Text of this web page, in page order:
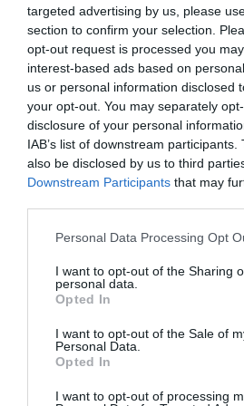
targeted advertising by us, please
section to confirm your selection.
opt-out request is processed you
interest-based ads based on
us or personal information disclosed
your opt-out. You may separately
disclosure of your personal
IAB’s list of downstream
also be disclosed by us to third
Downstream Participants that may
Personal Data Processing Opt
I want to opt-out of the Sharing
personal data.
Opted In
I want to opt-out of the Sale of
Personal Data.
Opted In
I want to opt-out of processing
Δείτε αυτή τη δημοσίευση